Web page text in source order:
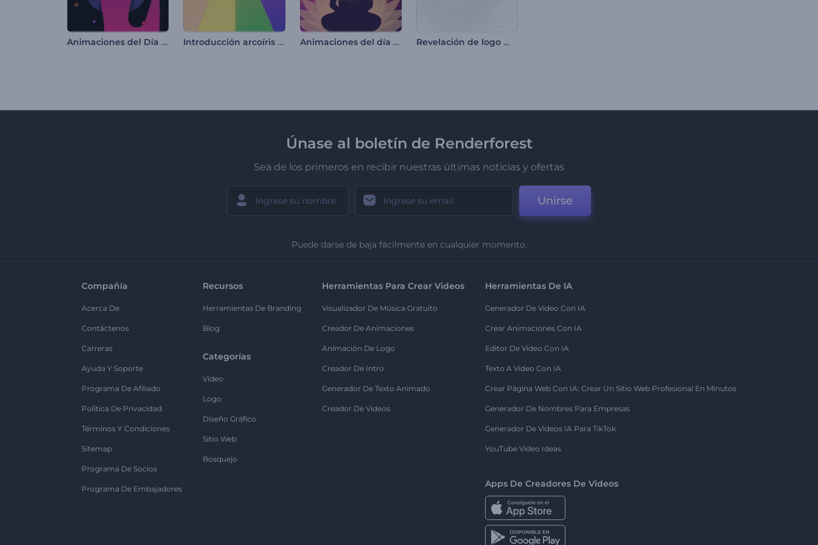
Animaciones del Día de Muertos Introducción arcoíris del orgullo Animaciones del día de Vesak Revelación de logo minimalista
Únase al boletín de Renderforest
Sea de los primeros en recibir nuestras últimas noticias y ofertas
Unirse
Puede darse de baja fácilmente en cualquier momento.
Compañía
Acerca De
Contáctenos
Carreras
Ayuda Y Soporte
Programa De Afiliado
Política De Privacidad
Términos Y Condiciones
Sitemap
Programa De Socios
Programa De Embajadores
Recursos
Herramientas De Branding
Blog
Categorías
Vídeo
Logo
Diseño Gráfico
Sitio Web
Bosquejo
Herramientas Para Crear Videos
Visualizador De Música Gratuito
Creador De Animaciones
Animación De Logo
Creador De Intro
Generador De Texto Animado
Creador De Videos
Herramientas De IA
Generador De Video Con IA
Crear Animaciones Con IA
Editor De Video Con IA
Texto A Video Con IA
Crear Página Web Con IA: Crear Un Sitio Web Profesional En Minutos
Generador De Nombres Para Empresas
Generador De Videos IA Para TikTok
YouTube Video Ideas
Apps De Creadores De Videos